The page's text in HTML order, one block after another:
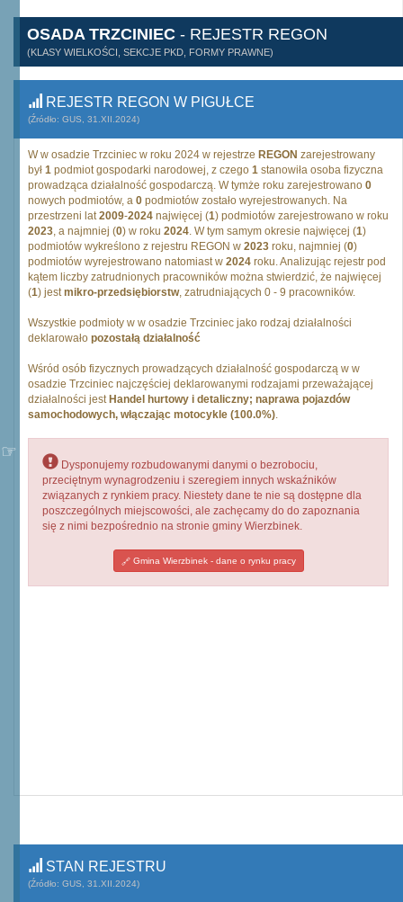
OSADA TRZCINIEC - REJESTR REGON
(KLASY WIELKOŚCI, SEKCJE PKD, FORMY PRAWNE)
REJESTR REGON W PIGUŁCE
(Źródło: GUS, 31.XII.2024)
W w osadzie Trzciniec w roku 2024 w rejestrze REGON zarejestrowany
był 1 podmiot gospodarki narodowej, z czego 1 stanowiła osoba fizyczna
prowadząca działalność gospodarczą. W tymże roku zarejestrowano 0
nowych podmiotów, a 0 podmiotów zostało wyrejestrowanych. Na
przestrzeni lat2009-2024 najwięcej (1) podmiotów zarejestrowano w roku
2023, a najmniej (0) w roku 2024. W tym samym okresie najwięcej (1)
podmiotów wykreślono z rejestru REGON w 2023 roku, najmniej (0)
podmiotów wyrejestrowano natomiast w 2024 roku. Analizując rejestr pod
kątem liczby zatrudnionych pracowników można stwierdzić, że najwięcej
(1) jestmikro-przedsiębiorstw, zatrudniających 0 - 9 pracowników.
Wszystkie podmioty w w osadzie Trzciniec jako rodzaj działalności
deklarowało pozostałą działalność
Wśród osób fizycznych prowadzących działalność gospodarczą w w
osadzie Trzciniec najczęściej deklarowanymi rodzajami przeważającej
działalności jest Handel hurtowy i detaliczny; naprawa pojazdów
samochodowych, włączając motocykle (100.0%).
Dysponujemy rozbudowanymi danymi o bezrobociu,
przeciętnym wynagrodzeniu i szeregiem innych wskaźników
związanych z rynkiem pracy. Niestety dane te nie są dostępne dla
poszczególnych miejscowości, ale zachęcamy do do zapoznania
się z nimi bezpośrednio na stronie gminy Wierzbinek.
Gmina Wierzbinek - dane o rynku pracy
STAN REJESTRU
(Źródło: GUS, 31.XII.2024)